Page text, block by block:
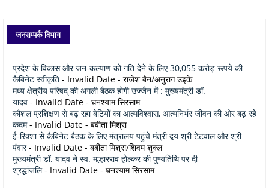
जनसम्पर्क विभाग
प्रदेश के विकास और जन-कल्याण को गति देने के लिए 30,055 करोड़ रूपये की
कैबिनेट स्वीकृति - Invalid Date - राजेश बैन/अनुराग उइके
मध्य क्षेत्रीय परिषद् की अगली बैठक होगी उज्जैन में : मुख्यमंत्री डॉ.
यादव - Invalid Date - घनश्याम सिरसाम
कौशल प्रशिक्षण से बढ़ रहा बेटियों का आत्मविश्वास, आत्मनिर्भर जीवन की ओर बढ़ रहे
कदम- Invalid Date - बबीता मिश्रा
ई-रिक्शा से कैबिनेट बैठक के लिए मंत्रालय पहुंचे मंत्री द्वय श्री टेटवाल और श्री
पंवार- Invalid Date - बबीता मिश्रा/शिवम शुक्ल
मुख्यमंत्री डॉ. यादव ने स्व. मल्हारराव होल्कर की पुण्यतिथि पर दी
श्रद्धांजलि- Invalid Date - घनश्याम सिरसाम